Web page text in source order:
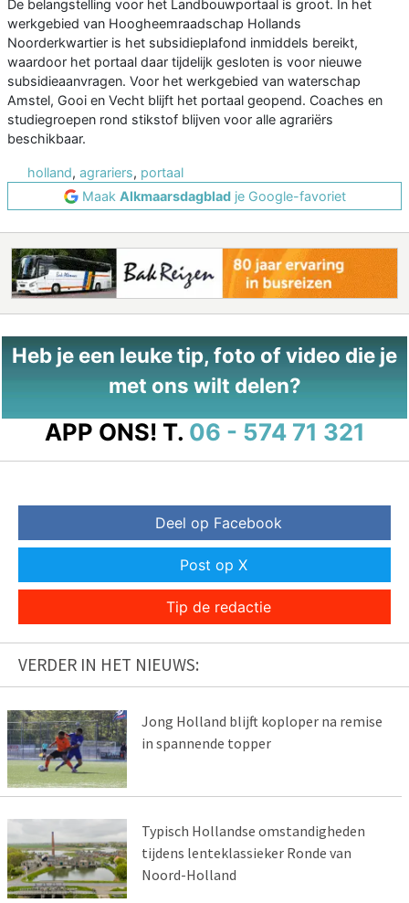
De belangstelling voor het Landbouwportaal is groot. In het
werkgebied van Hoogheemraadschap Hollands
Noorderkwartier is het subsidieplafond inmiddels bereikt,
waardoor het portaal daar tijdelijk gesloten is voor nieuwe
subsidieaanvragen. Voor het werkgebied van waterschap
Amstel, Gooi en Vecht blijft het portaal geopend. Coaches en
studiegroepen rond stikstof blijven voor alle agrariërs
beschikbaar.
holland, agrariers, portaal
Maak Alkmaarsdagbladje Google-favoriet
Heb je een leuke tip, foto of video die je
met ons wilt delen?
APP ONS! T. 06 - 574 71 321
Deel op Facebook
Post op X
Tip de redactie
VERDER IN HET NIEUWS:
Jong Holland blijft koploper na remise
in spannende topper
Typisch Hollandse omstandigheden
tijdens lenteklassieker Ronde van
Noord-Holland